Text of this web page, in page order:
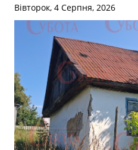
Вівторок, 4 Серпня, 2026